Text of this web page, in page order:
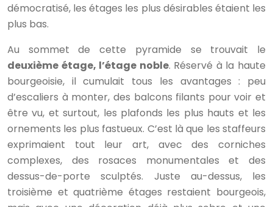
démocratisé, les étages les plus désirables étaient les
plus bas.
Au sommet de cette pyramide se trouvait le
deuxième étage, l’étage noble. Réservé à la haute
bourgeoisie, il cumulait tous les avantages : peu
d’escaliers à monter, des balcons filants pour voir et
être vu, et surtout, les plafonds les plus hauts et les
ornements les plus fastueux. C’est là que les staffeurs
exprimaient tout leur art, avec des corniches
complexes, des rosaces monumentales et des
dessus-de-porte sculptés. Juste au-dessus, les
troisième et quatrième étages restaient bourgeois,